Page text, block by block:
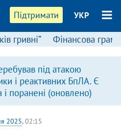
Підтримати УКР
гривні” Фінансова
під атакою
і реактивних БпЛА. Є
і поранені (оновлено)
2025, 02:15